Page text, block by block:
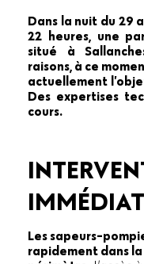
Dans la nuit du 29
22 heures, une
situé à
raisons, à ce
actuellement
Des expertises
cours.
Les sapeurs-
rapidement dans